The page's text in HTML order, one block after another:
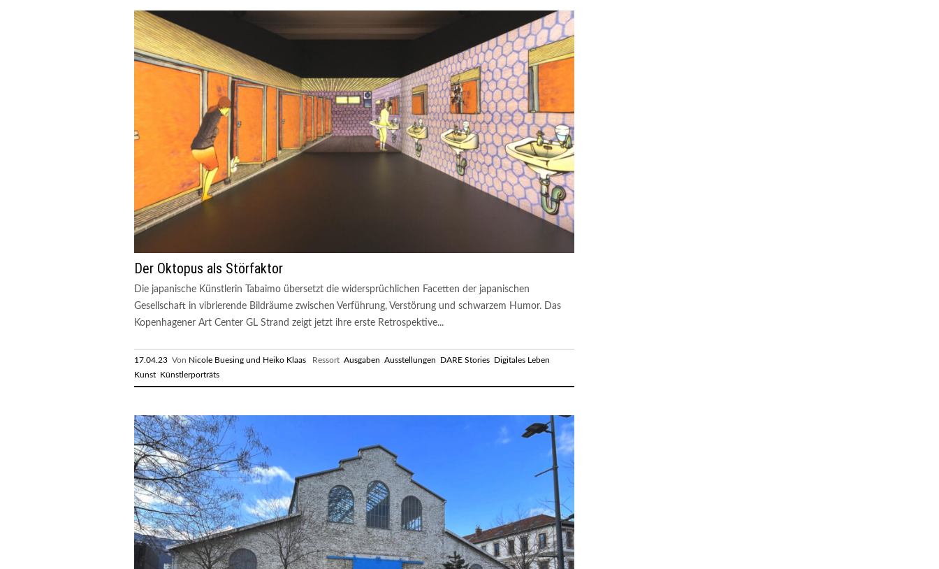
Der Oktopus als Störfaktor
Die japanische Künstlerin Tabaimo übersetzt die widersprüchlichen Facetten der japanischen
Gesellschaft in vibrierende Bildräume zwischen Verführung, Verstörung und schwarzem Humor. Das
Kopenhagener Art Center GL Strand zeigt jetzt ihre erste Retrospektive...
17.04.23 Von Nicole Buesing und Heiko Klaas Ressort Ausgaben Ausstellungen DARE Stories Digitales Leben
Kunst Künstlerporträts